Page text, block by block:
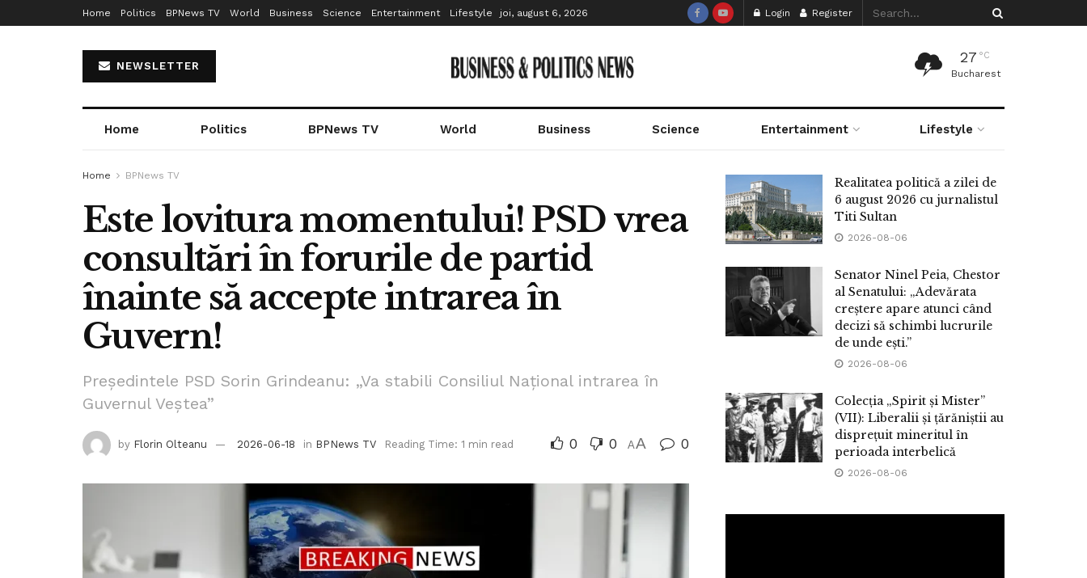
Home Politics BPNews TV World Business Science Entertainment Lifestyle joi, august 6, 2026 Login Register
NEWSLETTER
27 °C
Bucharest
Home Politics BPNews TV World Business Science Entertainment Lifestyle
Home BPNews TV
Este lovitura momentului! PSD vrea
consultări în forurile de partid
înainte să accepte intrarea în
Guvern!
Președintele PSD Sorin Grindeanu: „Va stabili Consiliul Național intrarea în
Guvernul Veștea”
by Florin Olteanu 2026-06-18 in BPNews TV Reading Time: 1 min read 0 0 AA 0
Realitatea politică a zilei de
6 august 2026 cu jurnalistul
Titi Sultan
2026-08-06
Senator Ninel Peia, Chestor
al Senatului: „Adevărata
creștere apare atunci când
decizi să schimbi lucrurile
de unde ești.”
2026-08-06
Colecția „Spirit și Mister”
(VII): Liberalii și țărăniștii au
disprețuit mineritul în
perioada interbelică
2026-08-06